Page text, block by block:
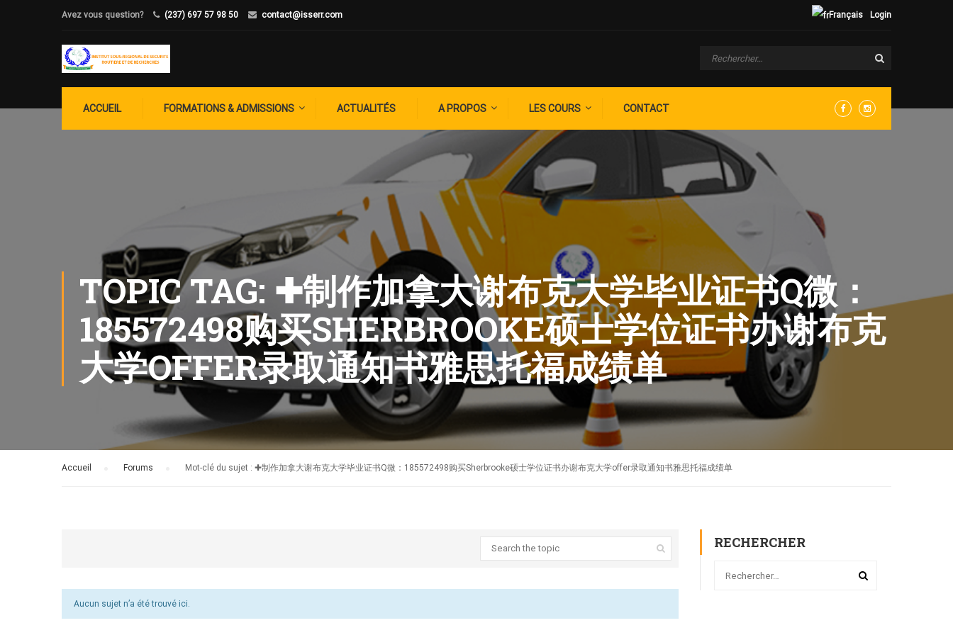
Avez vous question? (237) 697 57 98 50 contact@isserr.com Login
Français
ACCUEIL FORMATIONS & ADMISSIONS ACTUALITÉS A PROPOS LES COURS CONTACT
TOPIC TAG: ✚制作加拿大谢布克大学毕业证书Q微：
185572498购买SHERBROOKE硕士学位证书办谢布克
大学OFFER录取通知书雅思托福成绩单
Accueil Forums Mot-clé du sujet : ✚制作加拿大谢布克大学毕业证书Q微：185572498购买Sherbrooke硕士学位证书办谢布克大学offer录取通知书雅思托福成绩单
Aucun sujet n’a été trouvé ici.
RECHERCHER